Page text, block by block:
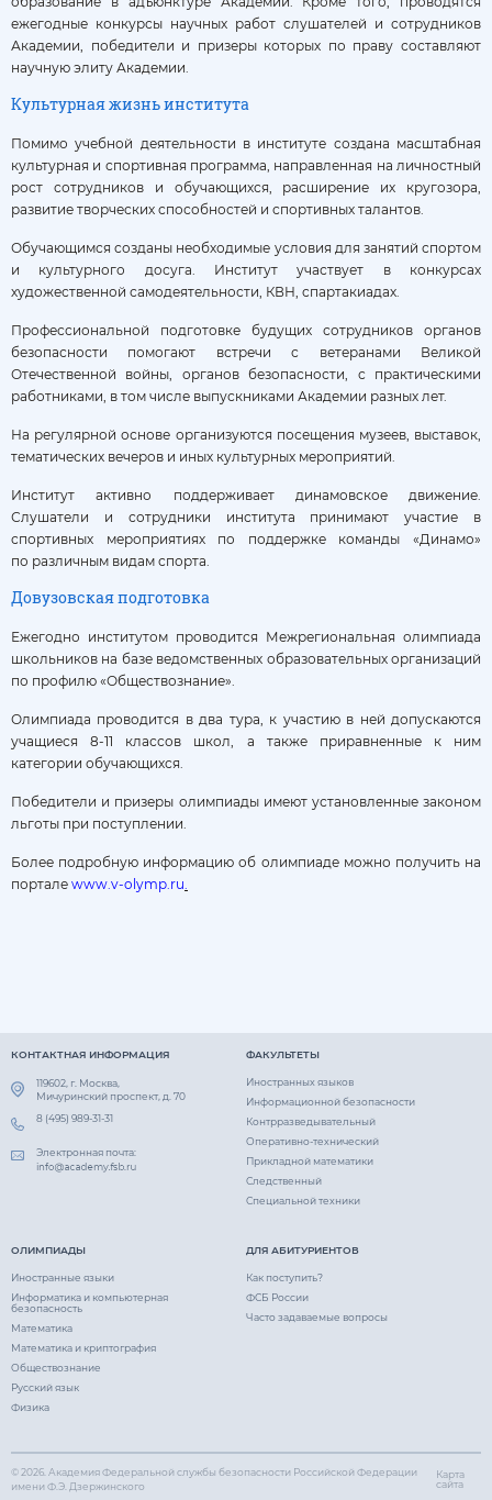
ежегодные конкурсы научных работ слушателей и сотрудников
Академии, победители и призеры которых по праву составляют
научную элиту Академии.
Культурная жизнь института
Помимо учебной деятельности в институте создана масштабная
культурная и спортивная программа, направленная на личностный
рост сотрудников и обучающихся, расширение их кругозора,
развитие творческих способностей и спортивных талантов.
Обучающимся созданы необходимые условия для занятий спортом
и культурного досуга. Институт участвует в конкурсах
художественной самодеятельности, КВН, спартакиадах.
Профессиональной подготовке будущих сотрудников органов
безопасности помогают встречи с ветеранами Великой
Отечественной войны, органов безопасности, с практическими
работниками, в том числе выпускниками Академии разных лет.
На регулярной основе организуются посещения музеев, выставок,
тематических вечеров и иных культурных мероприятий.
Институт активно поддерживает динамовское движение.
Слушатели и сотрудники института принимают участие в
спортивных мероприятиях по поддержке команды «Динамо»
по различным видам спорта.
Довузовская подготовка
Ежегодно институтом проводится Межрегиональная олимпиада
школьников на базе ведомственных образовательных организаций
по профилю «Обществознание».
Олимпиада проводится в два тура, к участию в ней допускаются
учащиеся 8-11 классов школ, а также приравненные к ним
категории обучающихся.
Победители и призеры олимпиады имеют установленные законом
льготы при поступлении.
Более подробную информацию об олимпиаде можно получить на
портале www.v-olymp.ru.
КОНТАКТНАЯ ИНФОРМАЦИЯ
119602, г. Москва,
Мичуринский проспект, д. 70
8 (495) 989-31-31
Электронная почта:
ФАКУЛЬТЕТЫ
Иностранных языков
Информационной безопасности
Контрразведывательный
Оперативно-технический
Прикладной математики
Следственный
Специальной техники
ОЛИМПИАДЫ
Иностранные языки
Информатика и компьютерная
безопасность
Математика
Математика и криптография
Обществознание
Русский язык
Физика
ДЛЯ АБИТУРИЕНТОВ
Как поступить?
ФСБ России
Часто задаваемые вопросы
© 2026. Академия Федеральной службы безопасности Российской Федерации
имени Ф.Э. Дзержинского
Карта
сайта